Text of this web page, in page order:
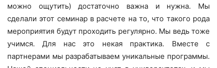
можно ощутить) достаточно важна и нужна. Мы
сделали этот семинар в расчете на то, что такого рода
мероприятия будут проходить регулярно. Мы ведь тоже
учимся. Для нас это некая практика. Вместе с
партнерами мы разрабатываем уникальные программы.